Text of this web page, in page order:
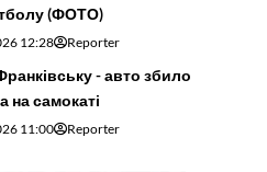
(ФОТО)
12:28 Reporter
- авто збило
на самокаті
11:00 Reporter